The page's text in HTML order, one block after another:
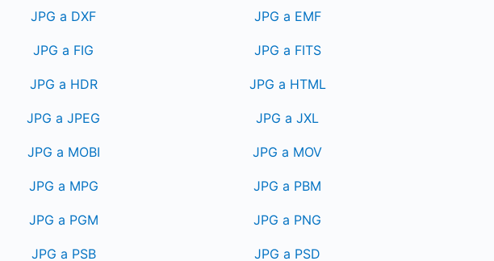
JPG a DXF JPG a EMF
JPG a FIG JPG a FITS
JPG a HDR JPG a HTML
JPG a JPEG JPG a JXL
JPG a MOBI JPG a MOV
JPG a MPG JPG a PBM
JPG a PGM JPG a PNG
JPG a PSB JPG a PSD